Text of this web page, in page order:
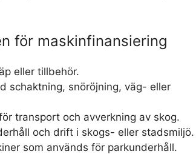
för maskinfinansiering
eller tillbehör.
schaktning, snöröjning, väg- eller
transport och avverkning av skog.
och drift i skogs- eller stadsmiljö.
som används för parkunderhåll.